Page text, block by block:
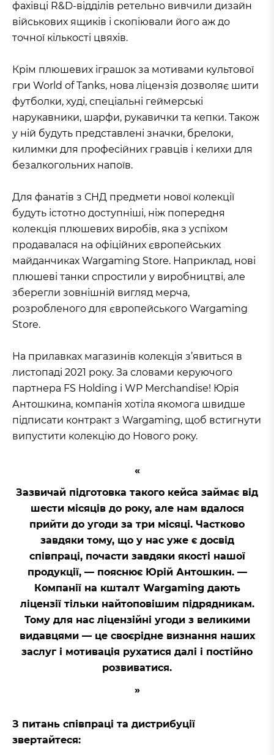
фахівці R&D-відділів ретельно вивчили дизайн
військових ящиків і скопіювали його аж до
точної кількості цвяхів.
Крім плюшевих іграшок за мотивами культової
гри World of Tanks, нова ліцензія дозволяє шити
футболки, худі, спеціальні геймерські
нарукавники, шарфи, рукавички та кепки. Також
у ній будуть представлені значки, брелоки,
килимки для професійних гравців і келихи для
безалкогольних напоїв.
Для фанатів з СНД предмети нової колекції
будуть істотно доступніші, ніж попередня
колекція плюшевих виробів, яка з успіхом
продавалася на офіційних європейських
майданчиках Wargaming Store. Наприклад, нові
плюшеві танки спростили у виробництві, але
зберегли зовнішній вигляд мерча,
розробленого для європейського Wargaming
Store.
На прилавках магазинів колекція з’явиться в
листопаді 2021 року. За словами керуючого
партнера FS Holding і WP Merchandise! Юрія
Антошкина, компанія хотіла якомога швидше
підписати контракт з Wargaming, щоб встигнути
випустити колекцію до Нового року.
Зазвичай підготовка такого кейса займає від
шести місяців до року, але нам вдалося
прийти до угоди за три місяці. Частково
завдяки тому, що у нас уже є досвід
співпраці, почасти завдяки якості нашої
продукції, — пояснює Юрій Антошкин. —
Компанії на кшталт Wargaming дають
ліцензії тільки найтоповішим підрядникам.
Тому для нас ліцензійні угоди з великими
видавцями — це своєрідне визнання наших
заслуг і мотивація рухатися далі і постійно
розвиватися.
З питань співпраці та дистрибуції
звертайтеся: